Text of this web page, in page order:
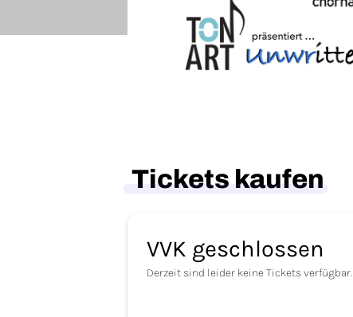
Tickets kaufen
VVK geschlossen
Derzeit sind leider keine Tickets verfügbar.